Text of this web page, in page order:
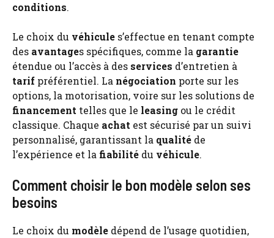
conditions.
Le choix du véhicule s’effectue en tenant compte
des avantages spécifiques, comme la garantie
étendue ou l’accès à des services d’entretien à
tarif préférentiel. La négociation porte sur les
options, la motorisation, voire sur les solutions de
financement telles que le leasing ou le crédit
classique. Chaque achat est sécurisé par un suivi
personnalisé, garantissant la qualité de
l’expérience et la fiabilité du véhicule.
Comment choisir le bon modèle selon ses
besoins
Le choix du modèle dépend de l’usage quotidien,